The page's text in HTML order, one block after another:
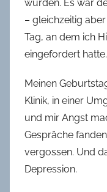
wurden. Es war
– gleichzeitig
Tag, an dem ich
eingefordert hatte.
Meinen
Klinik, in einer
und mir Angst
Gespräche
vergossen. Und
Depression.